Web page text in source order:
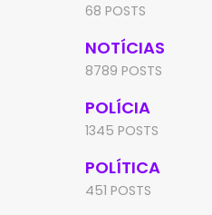
68 POSTS
NOTÍCIAS
8789 POSTS
POLÍCIA
1345 POSTS
POLÍTICA
451 POSTS